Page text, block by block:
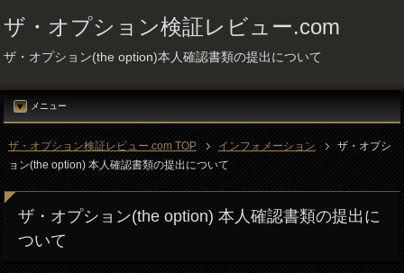
ザ・オプション検証レビュー.com
ザ・オプション(the option)本人確認書類の提出について
メニュー
ザ・オプション検証レビュー.com TOP インフォメーション
ザ・オプシ
ョン(the option) 本人確認書類の提出について
ザ・オプション(the option) 本人確認書類の提出に
ついて